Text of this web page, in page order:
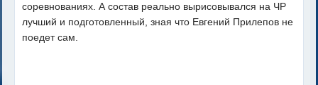
соревнованиях. А состав реально вырисовывался на ЧР
лучший и подготовленный, зная что Евгений Прилепов не
поедет сам.